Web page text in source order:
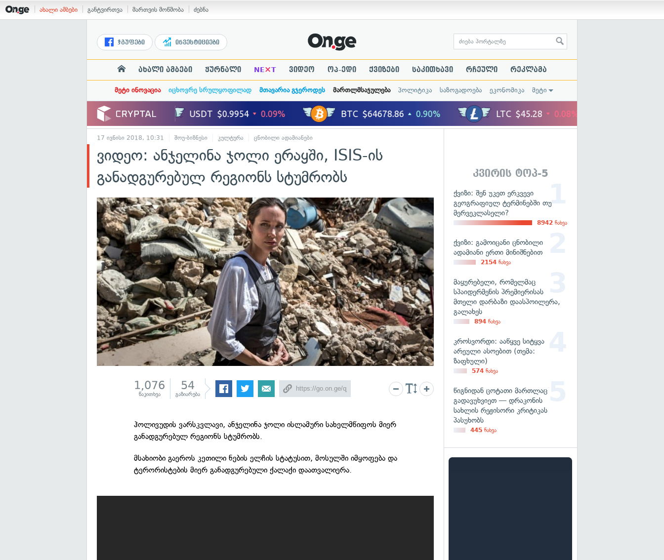
ახალი ამბები განტვირთვა მართვის მოწმობა ძებნა
ჯგუფები ინვესტიციები
ახალი ამბები ჟურნალი NE×T ვიდეო ოპ-ედი ქვიზები საკითხავი რჩეული რეკლამა
მეტი ინოვაცია იცხოვრე სრულყოფილად მთავარია გჯეროდეს მართლმსაჯულება პოლიტიკა საზოგადოება ეკონომიკა მეტი
17 ივნისი 2018, 10:31 შოუ-ბიზნესი კულტურა ცნობილი ადამიანები
ვიდეო: ანჯელინა ჯოლი ერაყში, ISIS-ის
განადგურებულ რეგიონს სტუმრობს
1,076
წაკითხვა
54
გაზიარება
ჰოლივუდის ვარსკვლავი, ანჯელინა ჯოლი ისლამური სახელმწიფოს მიერ
განადგურებულ რეგიონს სტუმრობს.
მსახიობი გაეროს კეთილი ნების ელჩის სტატუსით, მოსულში იმყოფება და
ტერორისტების მიერ განადგურებული ქალაქი დაათვალიერა.
კვირის ტოპ-5
ქვიზი: შენ უკეთ ერკვევი
გეოგრაფიულ ტერმინებში თუ
მერვეკლასელი?
8942 ნახვა
ქვიზი: გამოიცანი ცნობილი
ადამიანი ერთი მინიშნებით
2154 ნახვა
მაყურებელი, რომელმაც
სპაიდერმენის პრემიერისას
მთელი დარბაზი დაასპოილერა,
გალახეს
894 ნახვა
კროსვორდი: ააწყვე სიტყვა
არეული ასოებით (თემა:
ზაფხული)
574 ნახვა
წიგნიდან ცოტათი მართლაც
გადავუხვიეთ — დრაკონის
სახლის რეჟისორი კრიტიკას
პასუხობს
445 ნახვა